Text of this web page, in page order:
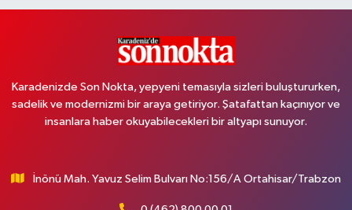
Karadenizde Son Nokta, yepyeni temasıyla sizleri buluştururken,
sadelik ve modernizmi bir araya getiriyor. Şatafattan kaçınıyor ve
insanlara haber okuyabilecekleri bir altyapı sunuyor.
İnönü Mah. Yavuz Selim Bulvarı No:156/A Ortahisar/Trabzon